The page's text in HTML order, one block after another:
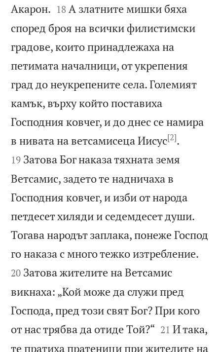
Акарон. 

18 А златните мишки бяха
според броя на всички филистимски
градове, които принадлежаха на
петимата началници, от укрепения
град до неукрепените села. Големият
камък, върху който поставиха
Господния ковчег, и до днес се намира
в нивата на ветсамисеца Иисус[2].
19 Затова Бог наказа тяхната земя
Ветсамис, задето те надничаха в
Господния ковчег, и изби от народа
петдесет хиляди и седемдесет души.
Тогава народът заплака, понеже Господ
го наказа с много тежко изтребление.
20 Затова жителите на Ветсамис
викнаха: „Кой може да служи пред
Господа, пред този свят Бог? При кого
от нас трябва да отиде Той?“ 

21 И така,
те пратиха пратеници при жителите на